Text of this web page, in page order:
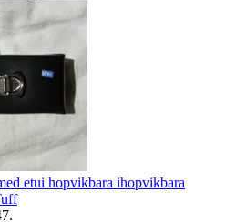
etui hopvikbara ihopvikbara
.